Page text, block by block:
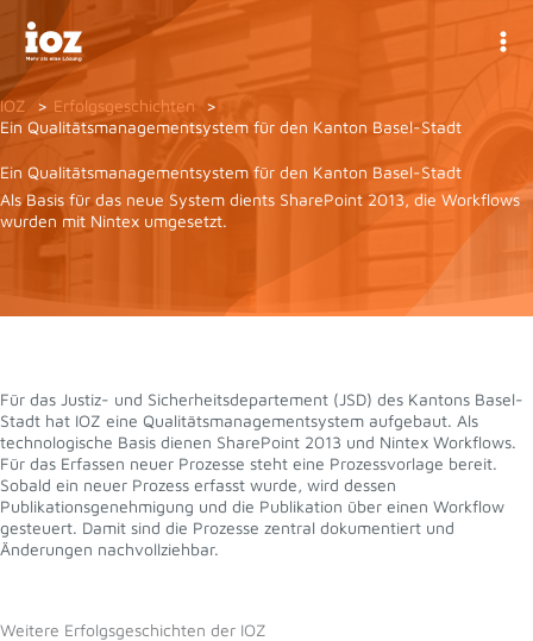
Inhalt
springen
IOZ
Erfolgsgeschichten
Ein Qualitätsmanagementsystem für den Kanton Basel-Stadt
Ein Qualitätsmanagementsystem für den Kanton Basel-Stadt
Als Basis für das neue System dients SharePoint 2013, die Workflows
wurden mit Nintex umgesetzt.
Für das Justiz- und Sicherheitsdepartement (JSD) des Kantons Basel-
Stadt hat IOZ eine Qualitätsmanagementsystem aufgebaut. Als
technologische Basis dienen SharePoint 2013 und Nintex Workflows.
Für das Erfassen neuer Prozesse steht eine Prozessvorlage bereit.
Sobald ein neuer Prozess erfasst wurde, wird dessen
Publikationsgenehmigung und die Publikation über einen Workflow
gesteuert. Damit sind die Prozesse zentral dokumentiert und
Änderungen nachvollziehbar.
Weitere Erfolgsgeschichten der IOZ